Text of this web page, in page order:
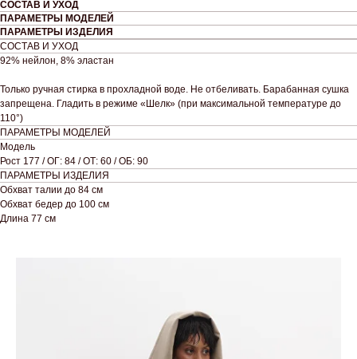
СОСТАВ И УХОД
ПАРАМЕТРЫ МОДЕЛЕЙ
ПАРАМЕТРЫ ИЗДЕЛИЯ
СОСТАВ И УХОД
92% нейлон, 8% эластан
Только ручная стирка в прохладной воде. Не отбеливать. Барабанная сушка
запрещена. Гладить в режиме «Шелк» (при максимальной температуре до
110°)
ПАРАМЕТРЫ МОДЕЛЕЙ
Модель
Рост 177 / ОГ: 84 / ОТ: 60 / ОБ: 90
ПАРАМЕТРЫ ИЗДЕЛИЯ
Обхват талии до 84 см
Обхват бедер до 100 см
Длина 77 см